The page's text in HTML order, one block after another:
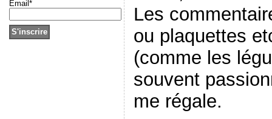
Email*
Les
ou plaquettes
(comme les
souvent
me régale.